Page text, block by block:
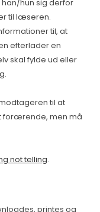
hun sig derfor
til læseren.
til, at
efterlader en
skal fylde ud eller
til at
forærende, men må
not telling.
printes og